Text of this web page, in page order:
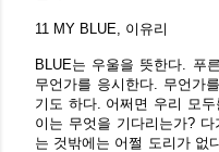
11 MY BLUE, 이유리
BLUE는 우울을 뜻한다. 푸
무언가를 응시한다. 무언가
기도 하다. 어쩌면 우리 모
이는 무엇을 기다리는가?
는 것밖에는 어쩔 도리가 없